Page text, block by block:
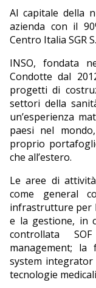
Al capitale della
azienda con il
Centro Italia SGR
INSO, fondata
Condotte dal
progetti di
settori della
un’esperienza
paesi nel
proprio
che all’estero.
Le aree di
come general
infrastrutture per
e la gestione, in
controllata
management; la
system
tecnologie